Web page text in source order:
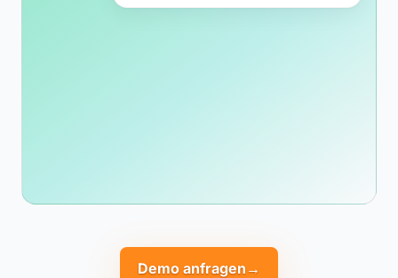
Demo anfragen →